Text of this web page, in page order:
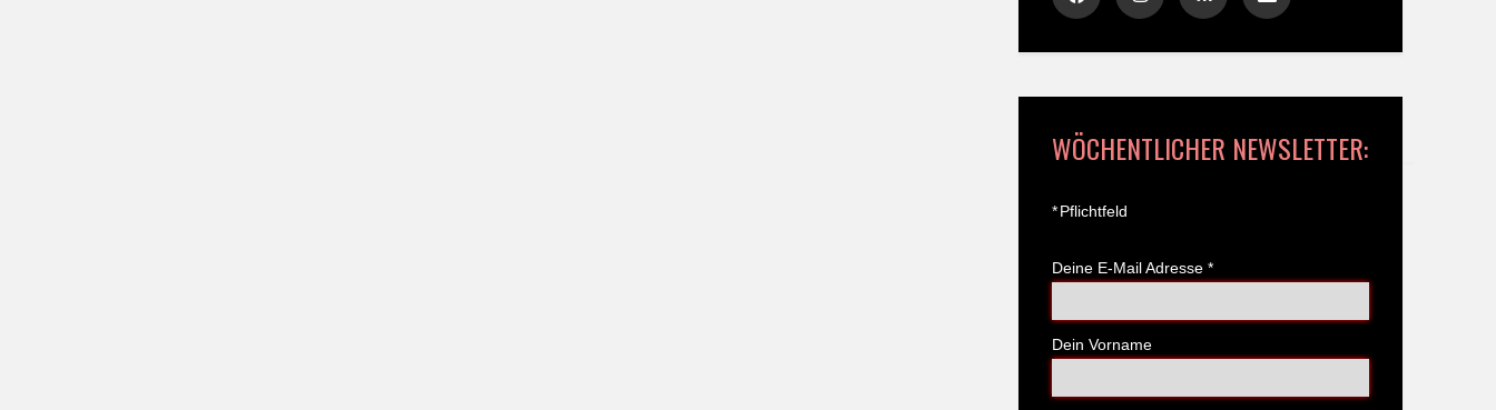
WÖCHENTLICHER NEWSLETTER:
*Pflichtfeld
Deine E-Mail Adresse *
Dein Vorname